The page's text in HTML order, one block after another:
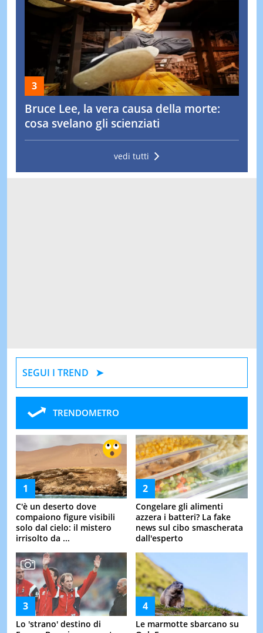
Bruce Lee, la vera causa della morte:
cosa svelano gli scienziati
vedi tutti
SEGUI I TREND
TRENDOMETRO
C'è un deserto dove
compaiono figure visibili
solo dal cielo: il mistero
irrisolto da ...
Congelare gli alimenti
azzera i batteri? La fake
news sul cibo smascherata
dall'esperto
Lo 'strano' destino di
Le marmotte sbarcano su